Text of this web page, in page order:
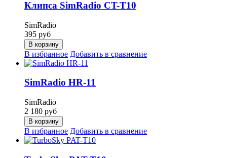
Клипса SimRadio CT-T10
SimRadio
395 руб
В корзину
В избранное Добавить в сравнение
SimRadio HR-11
SimRadio
2 180 руб
В корзину
В избранное Добавить в сравнение